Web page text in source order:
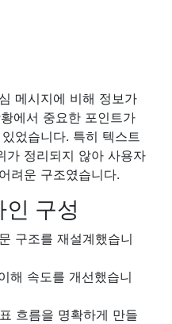
메시지에 비해 정보가
에서 중요한 포인트가
었습니다. 특히 텍스트
가 정리되지 않아 사용자
려운 구조였습니다.
구성
구조를 재설계했습니
해 속도를 개선했습니
흐름을 명확하게 만들